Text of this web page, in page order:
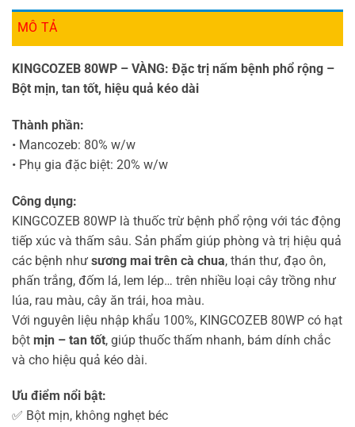
MÔ TẢ
KINGCOZEB 80WP – VÀNG: Đặc trị nấm bệnh phổ rộng –
Bột mịn, tan tốt, hiệu quả kéo dài
Thành phần:
• Mancozeb: 80% w/w
• Phụ gia đặc biệt: 20% w/w
Công dụng:
KINGCOZEB 80WP là thuốc trừ bệnh phổ rộng với tác động
tiếp xúc và thấm sâu. Sản phẩm giúp phòng và trị hiệu quả
các bệnh như sương mai trên cà chua, thán thư, đạo ôn,
phấn trắng, đốm lá, lem lép… trên nhiều loại cây trồng như
lúa, rau màu, cây ăn trái, hoa màu.
Với nguyên liệu nhập khẩu 100%, KINGCOZEB 80WP có hạt
bột mịn – tan tốt, giúp thuốc thấm nhanh, bám dính chắc
và cho hiệu quả kéo dài.
Ưu điểm nổi bật:
✅ Bột mịn, không nghẹt béc